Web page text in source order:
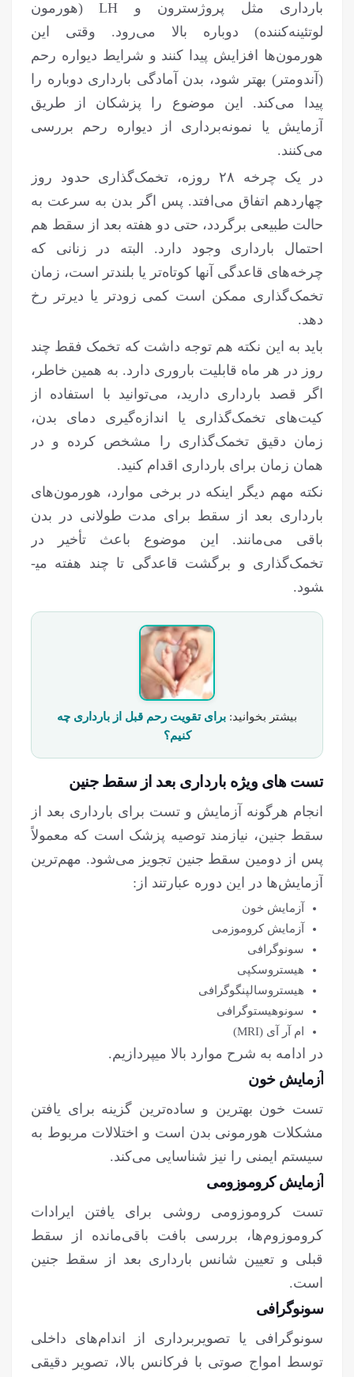
بارداری مثل پروژسترون و LH (هورمون
لوتئینه‌کننده) دوباره بالا می‌رود. وقتی این
هورمون‌ها افزایش پیدا کنند و شرایط دیواره رحم
(آندومتر) بهتر شود، بدن آمادگی بارداری دوباره را
پیدا می‌کند. این موضوع را پزشکان از طریق
آزمایش یا نمونه‌برداری از دیواره رحم بررسی
می‌کنند.
در یک چرخه ۲۸ روزه، تخمک‌گذاری حدود روز
چهاردهم اتفاق می‌افتد. پس اگر بدن به سرعت به
حالت طبیعی برگردد، حتی دو هفته بعد از سقط هم
احتمال بارداری وجود دارد. البته در زنانی که
چرخه‌های قاعدگی‌ آنها کوتاه‌تر یا بلندتر است، زمان
تخمک‌گذاری ممکن است کمی زودتر یا دیرتر رخ
دهد.
باید به این نکته هم توجه داشت که تخمک فقط چند
روز در هر ماه قابلیت باروری دارد. به همین خاطر،
اگر قصد بارداری دارید، می‌توانید با استفاده از
کیت‌های تخمک‌گذاری یا اندازه‌گیری دمای بدن،
زمان دقیق تخمک‌گذاری را مشخص کرده و در
همان زمان برای بارداری اقدام کنید.
نکته مهم دیگر اینکه در برخی موارد، هورمون‌های
بارداری بعد از سقط برای مدت طولانی در بدن
باقی می‌مانند. این موضوع باعث تأخیر در
تخمک‌گذاری و برگشت قاعدگی تا چند هفته می­
شود.
بیشتر بخوانید: برای تقویت رحم قبل از بارداری چه
کنیم؟
تست های ویژه بارداری بعد از سقط جنین
انجام هرگونه آزمایش و تست برای بارداری بعد از
سقط جنین، نیازمند توصیه پزشک است که معمولاً
پس از دومین سقط جنین تجویز می‌شود. مهم‌ترین
آزمایش‌ها در این دوره عبارتند از:
آزمایش خون
آزمایش کروموزمی
سونوگرافی
هیستروسکپی
هیستروسالپنگوگرافی
سونوهیستوگرافی
ام آر آی (MRI)
در ادامه به شرح موارد بالا میپردازیم.
آزمایش خون
تست خون بهترین و ساده‌ترین گزینه برای یافتن
مشکلات هورمونی بدن است و اختلالات مربوط به
سیستم ایمنی را نیز شناسایی می‌کند.
آزمایش کروموزومی
تست کروموزومی روشی برای یافتن ایرادات
کروموزوم‌ها، بررسی بافت باقی‌مانده از سقط
قبلی و تعیین شانس بارداری بعد از سقط جنین
است.
سونوگرافی
سونوگرافی یا تصویربرداری از اندام‌های داخلی
توسط امواج صوتی با فرکانس بالا، تصویر دقیقی